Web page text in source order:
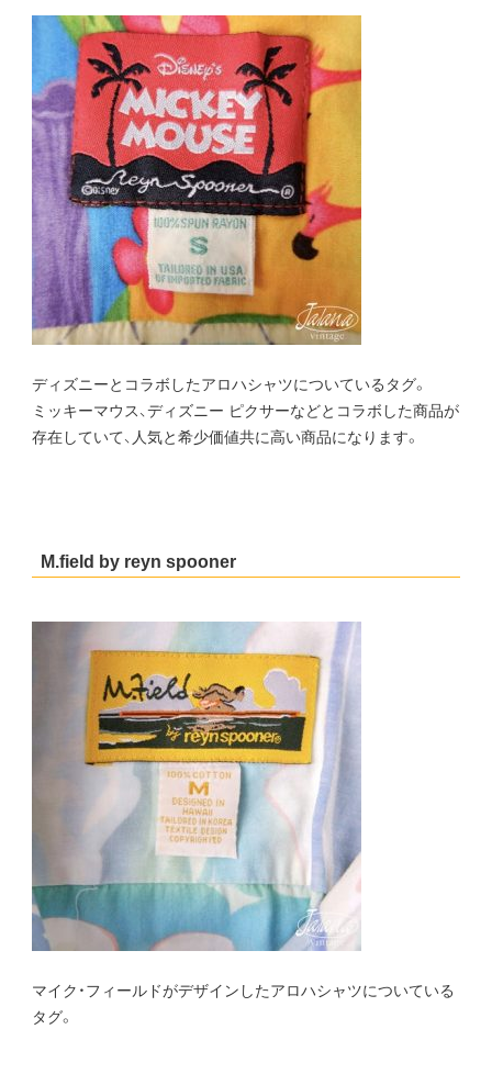
ディズニーとコラボしたアロハシャツについているタグ。
ミッキーマウス、ディズニー ピクサーなどとコラボした商品が
存在していて、人気と希少価値共に高い商品になります。
M.field by reyn spooner
マイク・フィールドがデザインしたアロハシャツについている
タグ。